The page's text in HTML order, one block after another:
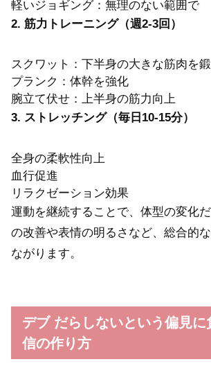
軽いジョギング：無理のない範囲で
2. 筋力トレーニング（週2-3回）
スクワット：下半身の大きな筋肉を
プランク：体幹を強化
腕立て伏せ：上半身の筋力向上
3. ストレッチング（毎日10-15分）
全身の柔軟性向上
血行促進
リラクゼーション効果
運動を継続することで、体型の変化
の改善や表情の明るさなど、総合的
ながります。
デブ だらしないという偏見に
信の作り方